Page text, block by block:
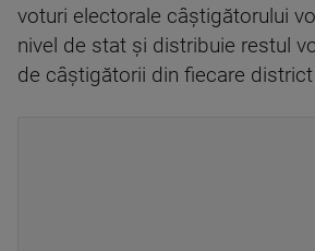
voturi electorale câștigătorului
nivel de stat și distribuie restul
de câștigătorii din fiecare